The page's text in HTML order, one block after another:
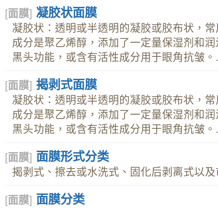
[面膜] 凝胶状面膜
凝胶状：透明或半透明的凝胶或胶布状，
成分是聚乙烯醇，添加了一定量保湿剂和
黑头功能，或含有活性成分用于眼角抗皱。
[面膜] 揭剥式面膜
凝胶状：透明或半透明的凝胶或胶布状，
成分是聚乙烯醇，添加了一定量保湿剂和
黑头功能，或含有活性成分用于眼角抗皱。
[面膜] 面膜形式分类
揭剥式、擦去或水洗式、固化后剥离式以
[面膜] 面膜分类